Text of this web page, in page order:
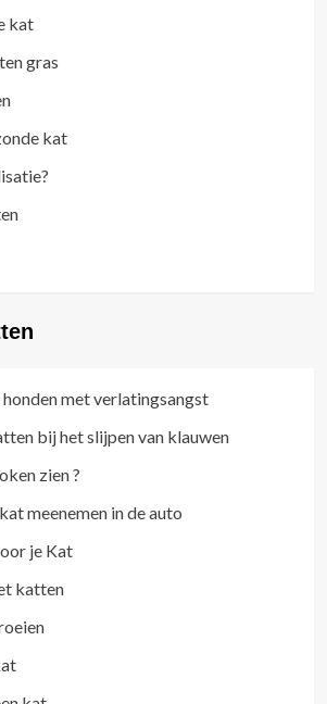
kat
gras
kat
met verlatingsangst
bij het slijpen van klauwen
zien ?
meenemen in de auto
je Kat
katten